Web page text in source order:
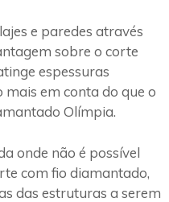
e paredes através
sobre o corte
espessuras
em conta do que o
Olímpia.
onde não é possível
com fio diamantado,
das estruturas a serem